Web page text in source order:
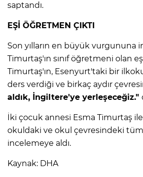
saptandı.
EŞİ ÖĞRETMEN ÇIKTI
Son yılların en büyük vurgununa
Timurtaş'ın sınıf öğretmeni olan
Timurtaş'ın, Esenyurt'taki bir
ders verdiği ve birkaç aydır
aldık, İngiltere'ye yerleşeceğiz."
İki çocuk annesi Esma Timurtaş
okuldaki ve okul çevresindeki tüm
incelemeye aldı.
Kaynak: DHA